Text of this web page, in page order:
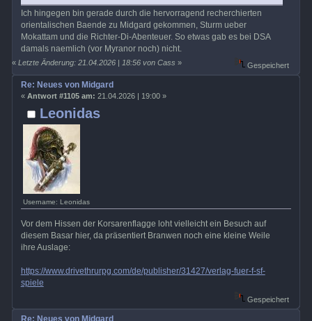
Ich hingegen bin gerade durch die hervorragend recherchierten
orientalischen Baende zu Midgard gekommen, Sturm ueber
Mokattam und die Richter-Di-Abenteuer. So etwas gab es bei DSA
damals naemlich (vor Myranor noch) nicht.
«Letzte Änderung: 21.04.2026 | 18:56 von Cass » Gespeichert
Leonidas
Username: Leonidas
Re: Neues von Midgard
« Antwort #1105 am: 21.04.2026 | 19:00 »
Vor dem Hissen der Korsarenflagge loht vielleicht ein Besuch auf
diesem Basar hier, da präsentiert Branwen noch eine kleine Weile
ihre Auslage:
https://www.drivethrurpg.com/de/publisher/31427/verlag-fuer-f-sf-
spiele
Gespeichert
Re: Neues von Midgard